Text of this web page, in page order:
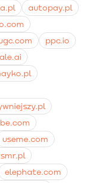
autopay.pl
ppc.io
useme.com
elephate.com